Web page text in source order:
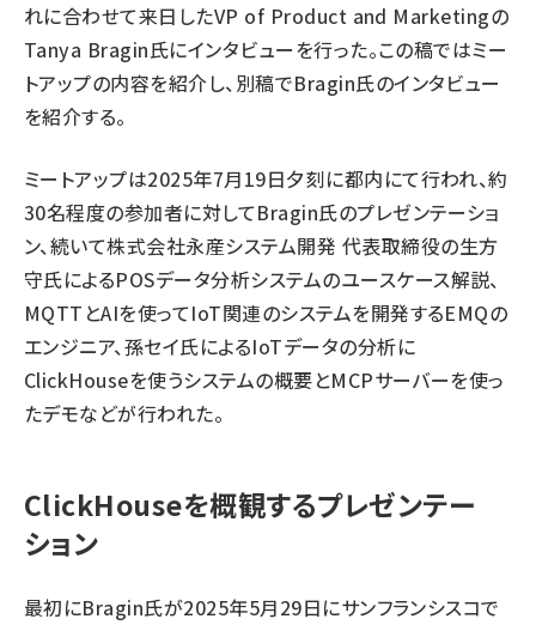
れに合わせて来日したVP of Product and Marketingの
Tanya Bragin氏にインタビューを行った。この稿ではミー
トアップの内容を紹介し、別稿でBragin氏のインタビュー
を紹介する。
ミートアップは2025年7月19日夕刻に都内にて行われ、約
30名程度の参加者に対してBragin氏のプレゼンテーショ
ン、続いて株式会社永産システム開発 代表取締役の生方
守氏によるPOSデータ分析システムのユースケース解説、
MQTTとAIを使ってIoT関連のシステムを開発するEMQの
エンジニア、孫セイ氏によるIoTデータの分析に
ClickHouseを使うシステムの概要とMCPサーバーを使っ
たデモなどが行われた。
ClickHouseを概観するプレゼンテー
ション
最初にBragin氏が2025年5月29日にサンフランシスコで